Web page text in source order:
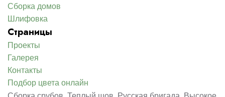
Сборка домов
Шлифовка
Страницы
Проекты
Галерея
Контакты
Подбор цвета онлайн